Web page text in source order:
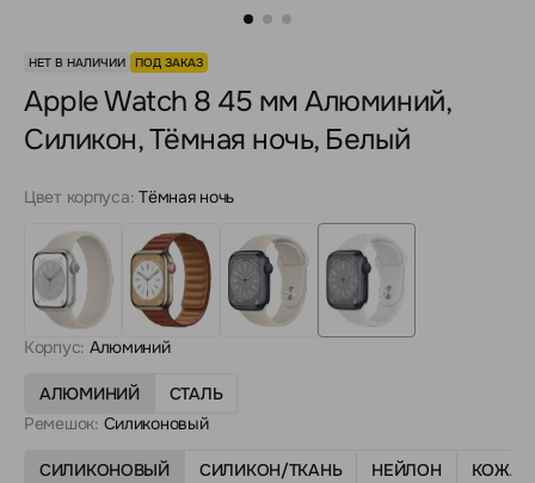
НЕТ В НАЛИЧИИ ПОД ЗАКАЗ
Apple Watch 8 45 мм Алюминий,
Силикон, Тёмная ночь, Белый
Цвет корпуса: Тёмная ночь
Корпус: Алюминий
АЛЮМИНИЙ
СТАЛЬ
Ремешок: Силиконовый
СИЛИКОНОВЫЙ СИЛИКОН/ТКАНЬ НЕЙЛОН
КОЖА